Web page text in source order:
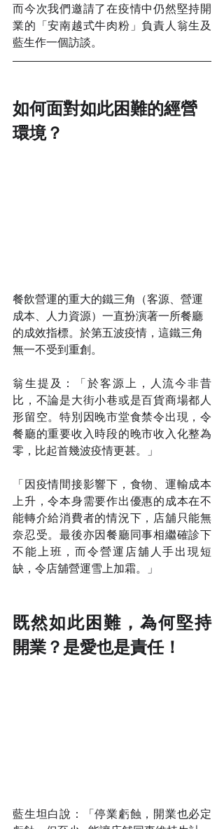
而今次我們邀請了在疫情中仍然堅持開
業的「安南越式牛肉粉」負責人翁生及
藍生作一個訪談。
如何面對如此困難的經營
環境？
餐飲營運的重大的鐵三角（客源、營運
成本、人力資源）一直扮演著一所餐廳
的成效指標。於第五波疫情，這鐵三角
無一不受到重創。
翁生提及：「於客源上，人流今非昔
比，不論是大街小巷或是百貨商場都人
形留空。特別因晚市堂食禁令出現，令
餐廳的重要收入時段的晚市收入化整為
零，比起首幾波疫情更甚。」
「因疫情間接影響下，食物、運輸成本
上升，令本身需要作出優惠的成本在不
能轉介給消費者的情況下，店舖只能無
奈忍受。最後亦因餐廳同事相繼確診下
不能上班，而令營運店舖人手出現短
缺，令店舖營運雪上加霜。」
既然如此困難，為何堅持
開業？ 是愛也是責任！
藍生坦白說：「停業虧蝕，開業也必定